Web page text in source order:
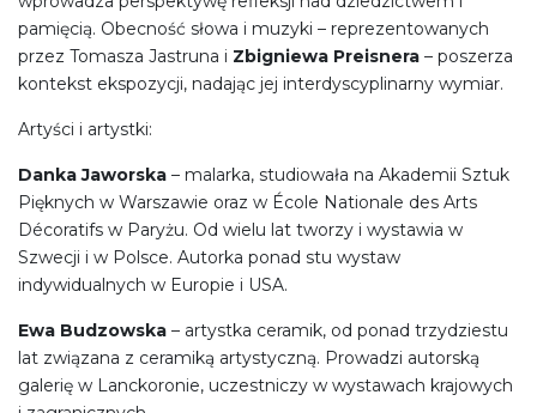
pamięcią. Obecność słowa i muzyki – reprezentowanych
przez Tomasza Jastruna i Zbigniewa Preisnera – poszerza
kontekst ekspozycji, nadając jej interdyscyplinarny wymiar.
Artyści i artystki:
Danka Jaworska – malarka, studiowała na Akademii Sztuk
Pięknych w Warszawie oraz w École Nationale des Arts
Décoratifs w Paryżu. Od wielu lat tworzy i wystawia w
Szwecji i w Polsce. Autorka ponad stu wystaw
indywidualnych w Europie i USA.
Ewa Budzowska – artystka ceramik, od ponad trzydziestu
lat związana z ceramiką artystyczną. Prowadzi autorską
galerię w Lanckoronie, uczestniczy w wystawach krajowych